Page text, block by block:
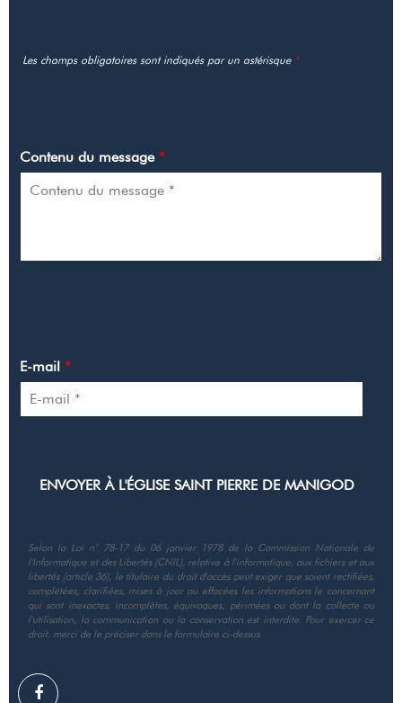
Les champs obligatoires sont indiqués par un astérisque *
Contenu du message *
E-mail *
Selon la Loi n° 78-17 du 06 janvier 1978 de la Commission Nationale de
l'Informatique et des Libertés (CNIL), relative à l'informatique, aux fichiers et aux
libertés (article 36), le titulaire du droit d'accès peut exiger que soient rectifiées,
complétées, clarifiées, mises à jour ou effacées les informations le concernant
qui sont inexactes, incomplètes, équivoques, périmées ou dont la collecte ou
l'utilisation, la communication ou la conservation est interdite. Pour exercer ce
droit, merci de le préciser dans le formulaire ci-dessus.